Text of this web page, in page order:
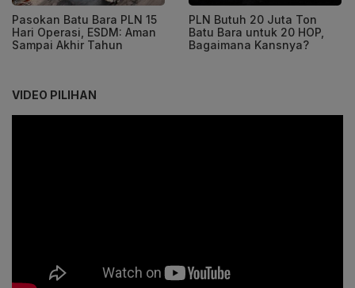
Pasokan Batu Bara PLN 15
Hari Operasi, ESDM: Aman
Sampai Akhir Tahun
PLN Butuh 20 Juta Ton
Batu Bara untuk 20 HOP,
Bagaimana Kansnya?
VIDEO PILIHAN